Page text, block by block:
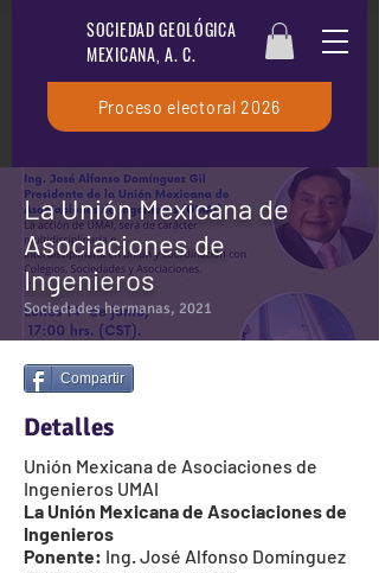
SOCIEDAD GEOLÓGICA
MEXICANA, A. C.
Proceso electoral 2026
La Unión Mexicana de
Asociaciones de
Ingenieros
Sociedades hermanas, 2021
Compartir
Detalles
Unión Mexicana de Asociaciones de
Ingenieros UMAI
La Unión Mexicana de Asociaciones de
Ingenieros
Ponente: Ing. José Alfonso Domínguez